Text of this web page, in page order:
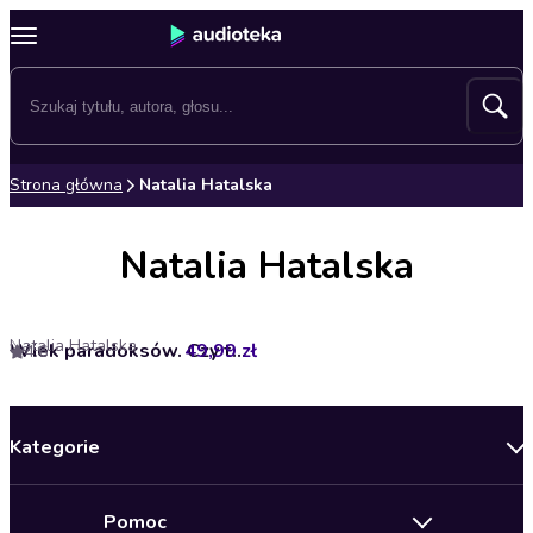
Strona główna Natalia Hatalska
Natalia Hatalska
Wiek paradoksów. Czy technologia nas ocali?
Natalia Hatalska
4.6 49,99 zł
Kategorie
Pomoc